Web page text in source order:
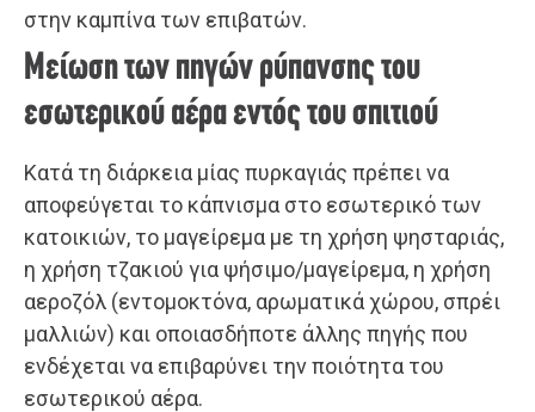
στην καμπίνα των επιβατών.
Μείωση των πηγών ρύπανσης του
εσωτερικού αέρα εντός του σπιτιού
Κατά τη διάρκεια μίας πυρκαγιάς πρέπει να
αποφεύγεται το κάπνισμα στο εσωτερικό των
κατοικιών, το μαγείρεμα με τη χρήση ψησταριάς,
η χρήση τζακιού για ψήσιμο/μαγείρεμα, η χρήση
αεροζόλ (εντομοκτόνα, αρωματικά χώρου, σπρέι
μαλλιών) και οποιασδήποτε άλλης πηγής που
ενδέχεται να επιβαρύνει την ποιότητα του
εσωτερικού αέρα.